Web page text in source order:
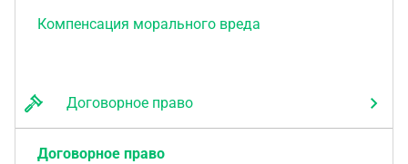
Компенсация морального вреда
Договорное право
Договорное право